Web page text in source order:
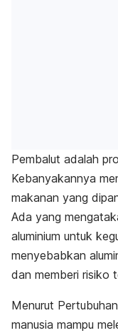
Pembalut adalah
Kebanyakannya
makanan yang
Ada yang
aluminium untuk
menyebabkan
dan memberi risiko
Menurut
manusia mampu